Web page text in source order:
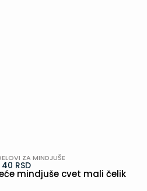
ZA MINDJUŠE
40 RSD
mindjuše cvet mali čelik